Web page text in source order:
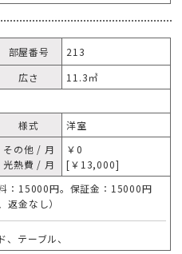
部屋番号
213
広さ
11.3㎥
様式
洋室
その他 / 月
光熱費 / 月
￥0
[￥13,000]
：15000円。保証金：15000円
返金なし）
テーブル、